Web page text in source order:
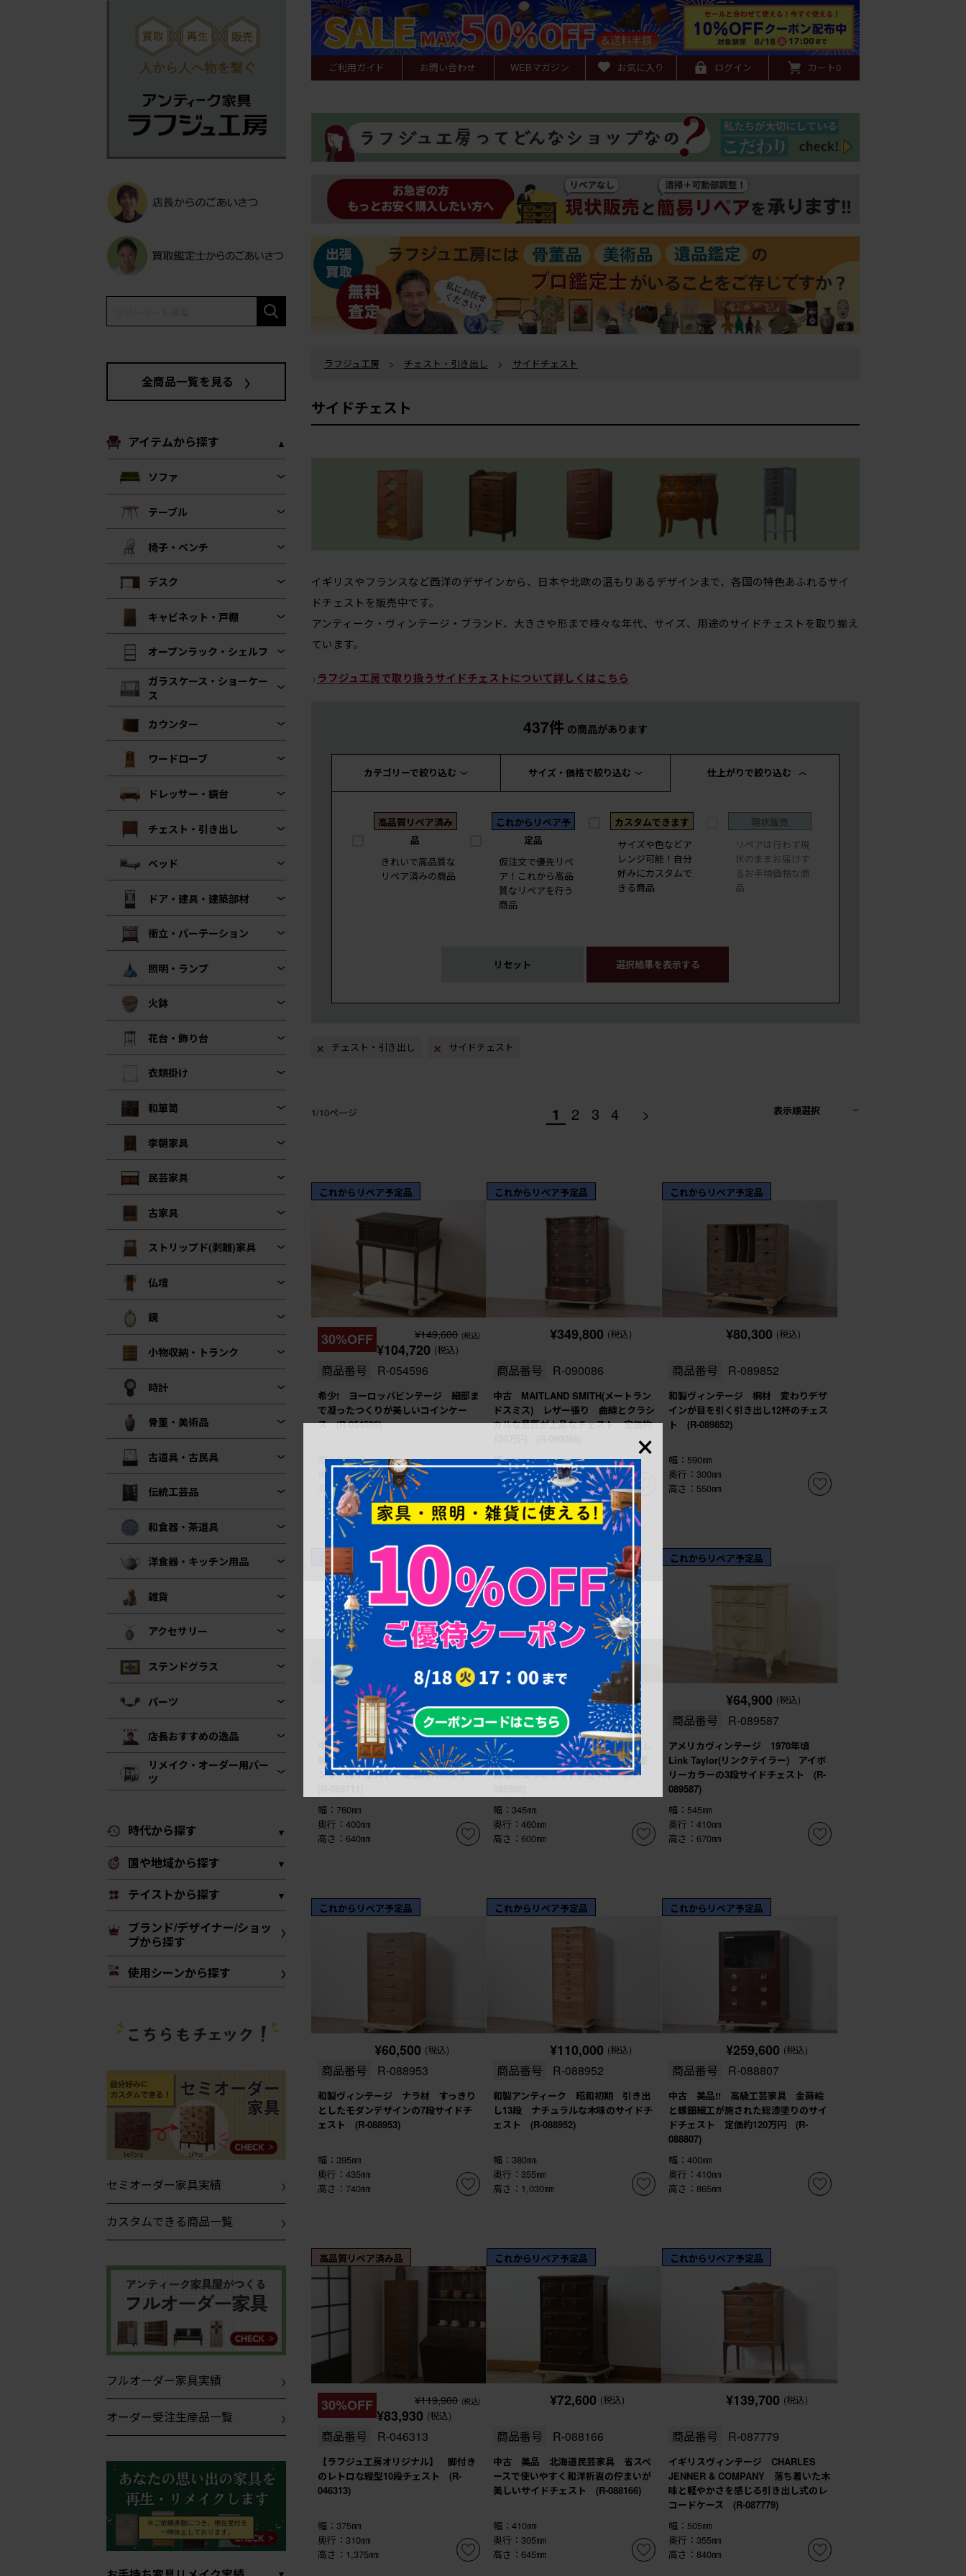
全商品一覧を見る
アイテムから探す
ソファ
テーブル
椅子・ベンチ
デスク
キャビネット・戸棚
オープンラック・シェルフ
ガラスケース・ショーケー
ス
カウンター
ワードローブ
ドレッサー・鏡台
チェスト・引き出し
ベッド
ドア・建具・建築部材
衝立・パーテーション
照明・ランプ
火鉢
花台・飾り台
衣類掛け
和箪笥
李朝家具
民芸家具
古家具
ストリップド(剥離)家具
仏壇
鏡
小物収納・トランク
時計
骨董・美術品
古道具・古民具
伝統工芸品
和食器・茶道具
洋食器・キッチン用品
雑貨
アクセサリー
ステンドグラス
パーツ
店長おすすめの逸品
リメイク・オーダー用パー
ツ
時代から探す
国や地域から探す
テイストから探す
ブランド/デザイナー/ショッ
プから探す
使用シーンから探す
セミオーダー家具実績
カスタムできる商品一覧
フルオーダー家具実績
オーダー受注生産品一覧
ご利用ガイド お問い合わせ WEBマガジン お気に入り ログイン カート0
ラフジュ工房 > チェスト・引き出し > サイドチェスト
サイドチェスト
イギリスやフランスなど西洋のデザインから、日本や北欧の温もりあるデザインまで、各国の特色あふれるサイ
ドチェストを販売中です。
アンティーク・ヴィンテージ・ブランド、大きさや形まで様々な年代、サイズ、用途のサイドチェストを取り揃え
ています。
ラフジュ工房で取り扱うサイドチェストについて詳しくはこちら
437件 の商品があります
カテゴリーで絞り込む サイズ・価格で絞り込む 仕上がりで絞り込む
高品質リペア済み
品
きれいで高品質な
リペア済みの商品
これからリペア予
定品
仮注文で優先リペ
ア！これから高品
質なリペアを行う
商品
カスタムできます
サイズや色などア
レンジ可能！自分
好みにカスタムで
きる商品
現状販売
リペアは行わず現
状のままお届けす
るお手頃価格な商
品
リセット 選択結果を表示する
チェスト・引き出し サイドチェスト
1/10ページ 表示順選択
1 2 3 4 >
これからリペア予定品
30%OFF ¥149,600 (税込)
¥104,720 (税込)
商品番号 R-054596
希少! ヨーロッパビンテージ 細部ま
で凝ったつくりが美しいコインケー
ス (R-054596)
幅：545㎜
奥行：400㎜
高さ：605㎜
これからリペア予定品
¥349,800 (税込)
商品番号 R-090086
中古 MAITLAND SMITH(メートラン
ドスミス) レザー張り 曲線とクラシ
カルな意匠が上品なチェスト 定価約
幅：610㎜
奥行：385㎜
高さ：830㎜
これからリペア予定品
¥80,300 (税込)
商品番号 R-089852
和製ヴィンテージ 桐材 変わりデザ
インが目を引く引き出し12杯のチェス
ト (R-089852)
幅：590㎜
奥行：300㎜
高さ：550㎜
これからリペア予定品
¥289,300
商品番号 R-089711
中古 美品 SILIK(シリック) ロココ
調 花柄と曲線装飾が繊細で美しいコ
ンソールチェスト 定価約110万円
幅：760㎜
奥行：400㎜
高さ：640㎜
¥74,800 (税込)
商品番号 R-089588
和製ヴィンテージ ナラ材 引き出し
8杯付き 書類や小物の整理整頓に便
利な大振りのサイドチェスト (R-
幅：345㎜
奥行：460㎜
高さ：600㎜
これからリペア予定品
¥64,900 (税込)
商品番号 R-089587
アメリカヴィンテージ 1970年頃
Link Taylor(リンクテイラー) アイボ
リーカラーの3段サイドチェスト (R-
089587)
幅：545㎜
奥行：410㎜
高さ：670㎜
これからリペア予定品
¥60,500 (税込)
商品番号 R-088953
和製ヴィンテージ ナラ材 すっきり
としたモダンデザインの7段サイドチ
ェスト (R-088953)
幅：395㎜
奥行：435㎜
高さ：740㎜
これからリペア予定品
¥110,000 (税込)
商品番号 R-088952
和製アンティーク 昭和初期 引き出
し13段 ナチュラルな木味のサイドチ
ェスト (R-088952)
幅：380㎜
奥行：355㎜
高さ：1,030㎜
これからリペア予定品
¥259,600 (税込)
商品番号 R-088807
中古 美品!! 高級工芸家具 金蒔絵
と螺鈿細工が施された総漆塗りのサイ
ドチェスト 定価約120万円 (R-
088807)
幅：400㎜
奥行：410㎜
高さ：865㎜
高品質リペア済み品
30%OFF ¥119,900 (税込)
¥83,930 (税込)
商品番号 R-046313
【ラフジュ工房オリジナル】 脚付き
のレトロな縦型10段チェスト (R-
046313)
幅：375㎜
奥行：310㎜
高さ：1,375㎜
これからリペア予定品
¥72,600 (税込)
商品番号 R-088166
中古 美品 北海道民芸家具 省スペ
ースで使いやすく和洋折衷の佇まいが
美しいサイドチェスト (R-088166)
幅：410㎜
奥行：305㎜
高さ：645㎜
これからリペア予定品
¥139,700 (税込)
商品番号 R-087779
イギリスヴィンテージ CHARLES
JENNER & COMPANY 落ち着いた木
味と軽やかさを感じる引き出し式のレ
コードケース (R-087779)
幅：505㎜
奥行：355㎜
高さ：840㎜
×